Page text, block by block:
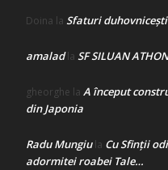
Doina la Sfaturi
amaladla SF SILUAN
gheorghe la A început
din Japonia
Radu Mungiula Cu Sfinții
adormitei roabei Tale…